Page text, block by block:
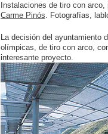
Instalaciones de tiro con
Carme Pinós. Fotografías,
La decisión del ayuntamiento
olímpicas, de tiro con arco,
interesante proyecto.